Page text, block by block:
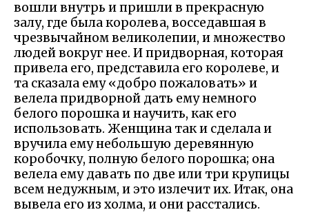
вошли внутрь и пришли в прекрасную
залу, где была королева, восседавшая в
чрезвычайном великолепии, и множество
людей вокруг нее. И придворная, которая
привела его, представила его королеве, и
та сказала ему «добро пожаловать» и
велела придворной дать ему немного
белого порошка и научить, как его
использовать. Женщина так и сделала и
вручила ему небольшую деревянную
коробочку, полную белого порошка; она
велела ему давать по две или три крупицы
всем недужным, и это излечит их. Итак, она
вывела его из холма, и они расстались.